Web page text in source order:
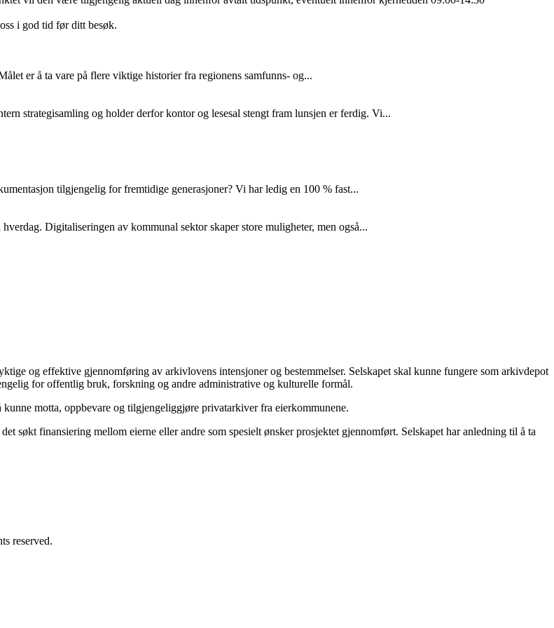
i god tid før ditt besøk.
er å ta vare på flere viktige historier fra regionens samfunns- og...
strategisamling og holder derfor kontor og lesesal stengt fram lunsjen er ferdig. Vi...
tilgjengelig for fremtidige generasjoner? Vi har ledig en 100 % fast...
Digitaliseringen av kommunal sektor skaper store muligheter, men også...
og effektive gjennomføring av arkivlovens intensjoner og bestemmelser. Selskapet skal kunne fungere som arkivdepot
for offentlig bruk, forskning og andre administrative og kulturelle formål.
motta, oppbevare og tilgjengeliggjøre privatarkiver fra eierkommunene.
søkt finansiering mellom eierne eller andre som spesielt ønsker prosjektet gjennomført. Selskapet har anledning til å ta
reserved.